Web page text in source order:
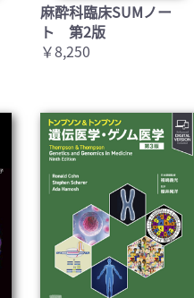
麻酔科臨床SUMノー
ト 第2版
￥8,250